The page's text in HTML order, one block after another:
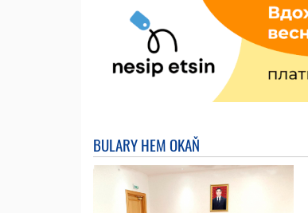
BULARY HEM OKAŇ